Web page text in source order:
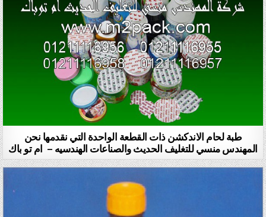
طبة لحام الاندكشن ذات القطعة الواحدة التي نقدمها نحن
المهندس منسي للتغليف الحديث والصناعات الهندسيه – ام تو باك